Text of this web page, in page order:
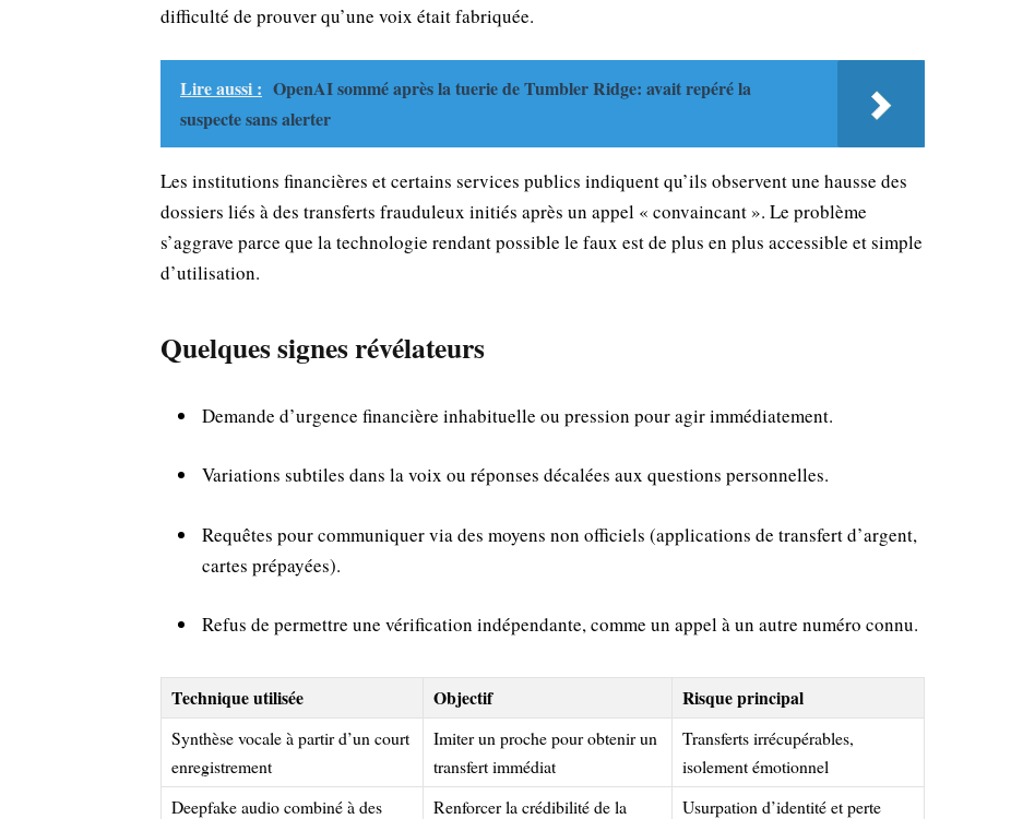
difficulté de prouver qu’une voix était fabriquée.
Lire aussi : OpenAI sommé après la tuerie de Tumbler Ridge: avait repéré la
suspecte sans alerter
Les institutions financières et certains services publics indiquent qu’ils observent une hausse des
dossiers liés à des transferts frauduleux initiés après un appel « convaincant ». Le problème
s’aggrave parce que la technologie rendant possible le faux est de plus en plus accessible et simple
d’utilisation.
Quelques signes révélateurs
Demande d’urgence financière inhabituelle ou pression pour agir immédiatement.
Variations subtiles dans la voix ou réponses décalées aux questions personnelles.
Requêtes pour communiquer via des moyens non officiels (applications de transfert d’argent,
cartes prépayées).
Refus de permettre une vérification indépendante, comme un appel à un autre numéro connu.
Technique utilisée Objectif Risque principal
Synthèse vocale à partir d’un court
enregistrement
Imiter un proche pour obtenir un
transfert immédiat
Transferts irrécupérables,
isolement émotionnel
Deepfake audio combiné à des
Renforcer la crédibilité de la Usurpation d’identité et perte